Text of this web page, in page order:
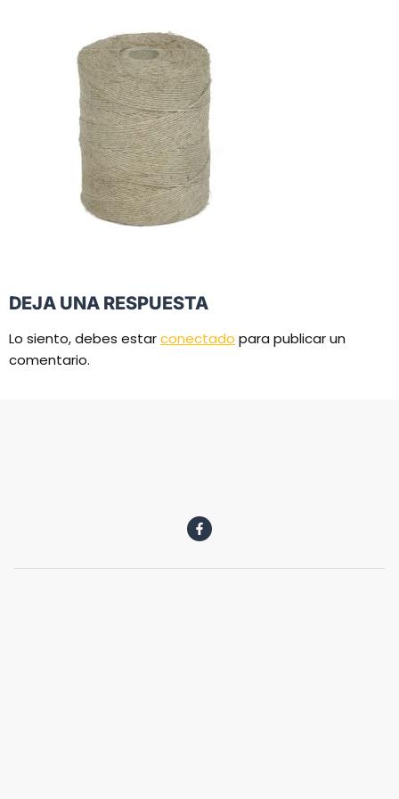
DEJA UNA RESPUESTA
Lo siento, debes estarconectado para publicar un
comentario.